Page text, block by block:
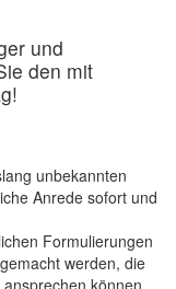
und
den mit
unbekannten
Anrede sofort und
Formulierungen
werden, die
können.